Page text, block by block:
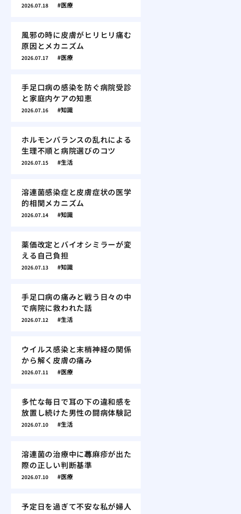
2026.07.18 医療
風邪の時に皮膚がヒリヒリ痛む
原因とメカニズム
2026.07.17 医療
手足口病の感染を防ぐ病院受診
と家庭内ケアの知恵
2026.07.16 知識
ホルモンバランスの乱れによる
生理不順と病院選びのコツ
2026.07.15 生活
溶連菌感染症と皮膚症状の医学
的相関メカニズム
2026.07.14 知識
薬価改定とバイオシミラーが変
える自己負担
2026.07.13 知識
手足口病の痛みと戦う日々の中
で病院に救われた話
2026.07.12 生活
ウイルス感染と末梢神経の関係
から解く皮膚の痛み
2026.07.11 医療
多忙な毎日で耳の下の違和感を
放置し続けた男性の闘病体験記
2026.07.10 生活
溶連菌の治療中に蕁麻疹が出た
際の正しい判断基準
2026.07.10 医療
予定日を過ぎて不安な私が婦人